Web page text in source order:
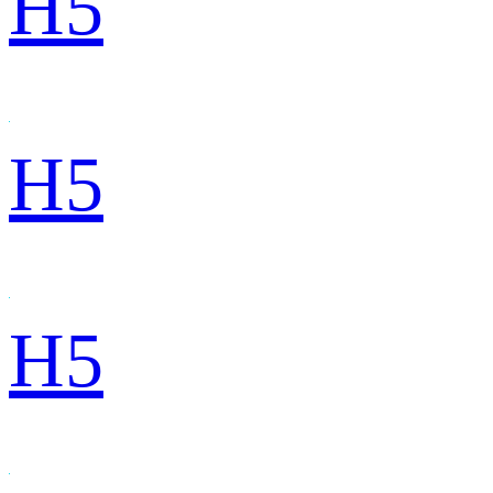
H5
H5